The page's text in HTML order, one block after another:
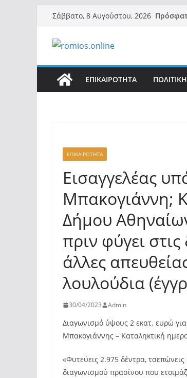
Μετάβαση
περιεχόμενο
Σάββατο, 8 Αυγούστου, 2026
ΕΠΙΚΑΙΡΟΤΗΤΑ ΠΟΛΙΤΙΚΗ
ΕΠΙΚΑΙΡΟΤΗΤΑ
Εισαγγελέας
Μπακογιάννη;
Δήμου
πριν φύγει
άλλες
λουλούδια
30/04/2023 Admin
Διαγωνισμό ύψους 2 εκατ. ευρώ
Μπακογιάννης – Καταληκτική
«Φυτεύεις 2.975 δέντρα,
διαγωνισμού πρασίνου που